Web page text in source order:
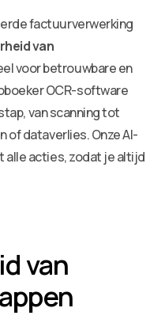
factuurverwerking
van
voor betrouwbare en
OCR-software
van scanning tot
of dataverlies. Onze AI-
acties, zodat je altijd
van